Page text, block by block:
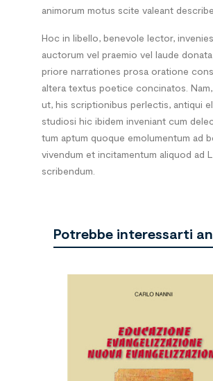
animorum motus scite valeant
Hoc in libello, benevole lector,
auctorum vel praemio vel laude
priore narrationes prosa oratione
altera textus poetice concinatos.
ut, his scriptionibus perlectis, antiqui
studiosi hic ibidem inveniant cum
tum aptum quoque emolumentum ad
vivendum et incitamentum aliquod ad
scribendum.
Potrebbe interessarti